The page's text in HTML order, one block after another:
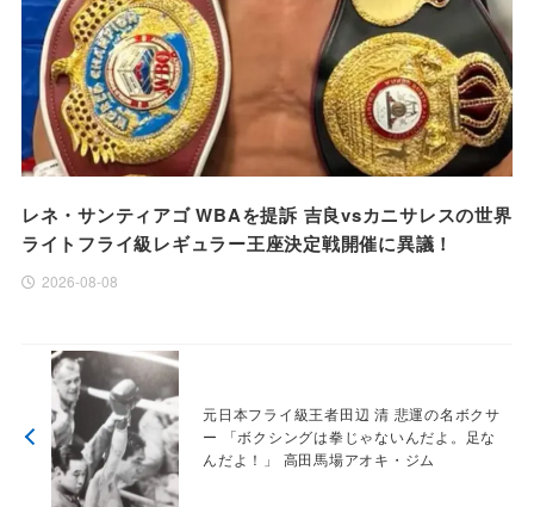
レネ・サンティアゴ WBAを提訴 吉良vsカニサレスの世界
ライトフライ級レギュラー王座決定戦開催に異議！
2026-08-08
元日本フライ級王者田辺 清 悲運の名ボクサ
ー 「ボクシングは拳じゃないんだよ。足な
んだよ！」 高田馬場アオキ・ジム